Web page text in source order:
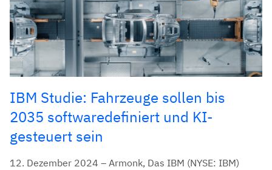
IBM Studie: Fahrzeuge sollen bis
2035 softwaredefiniert und KI-
gesteuert sein
12. Dezember 2024 – Armonk, Das IBM (NYSE: IBM)